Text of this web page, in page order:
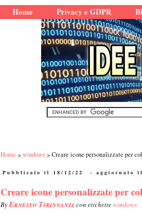
Home Privacy e GDPR
Home windows Creare icone personalizzate per
Pubblicato il 18/12/22 - aggiornato
Creare icone personalizzate per
ByErnesto Tirinnanzi con etichettewindows